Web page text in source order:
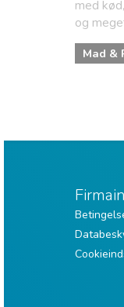
med
og
Mad &